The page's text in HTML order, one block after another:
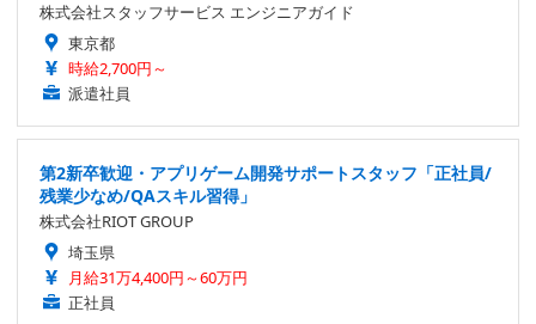
株式会社スタッフサービス エンジニアガイド
東京都
時給2,700円～
派遣社員
第2新卒歓迎・アプリゲーム開発サポートスタッフ「正社員/
残業少なめ/QAスキル習得」
株式会社RIOT GROUP
埼玉県
月給31万4,400円～60万円
正社員